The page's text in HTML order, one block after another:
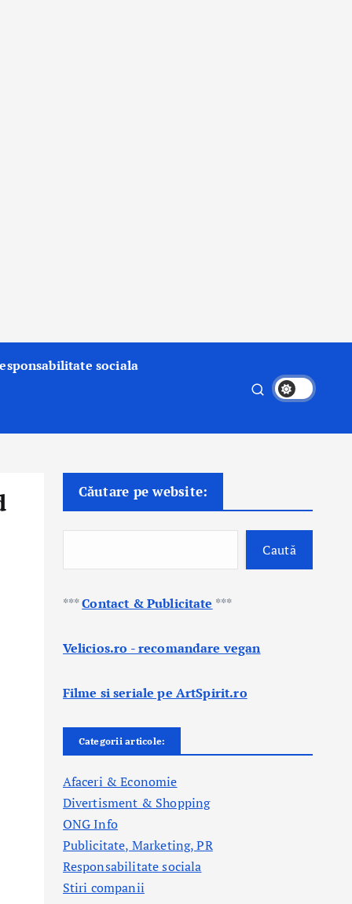
sociala
Căutare pe website:
Caută
***Contact & Publicitate ***
Velicios.ro - recomandare vegan
Filme si seriale pe ArtSpirit.ro
Categorii articole:
Afaceri & Economie
Divertisment & Shopping
ONG Info
Publicitate, Marketing, PR
Responsabilitate sociala
Stiri companii